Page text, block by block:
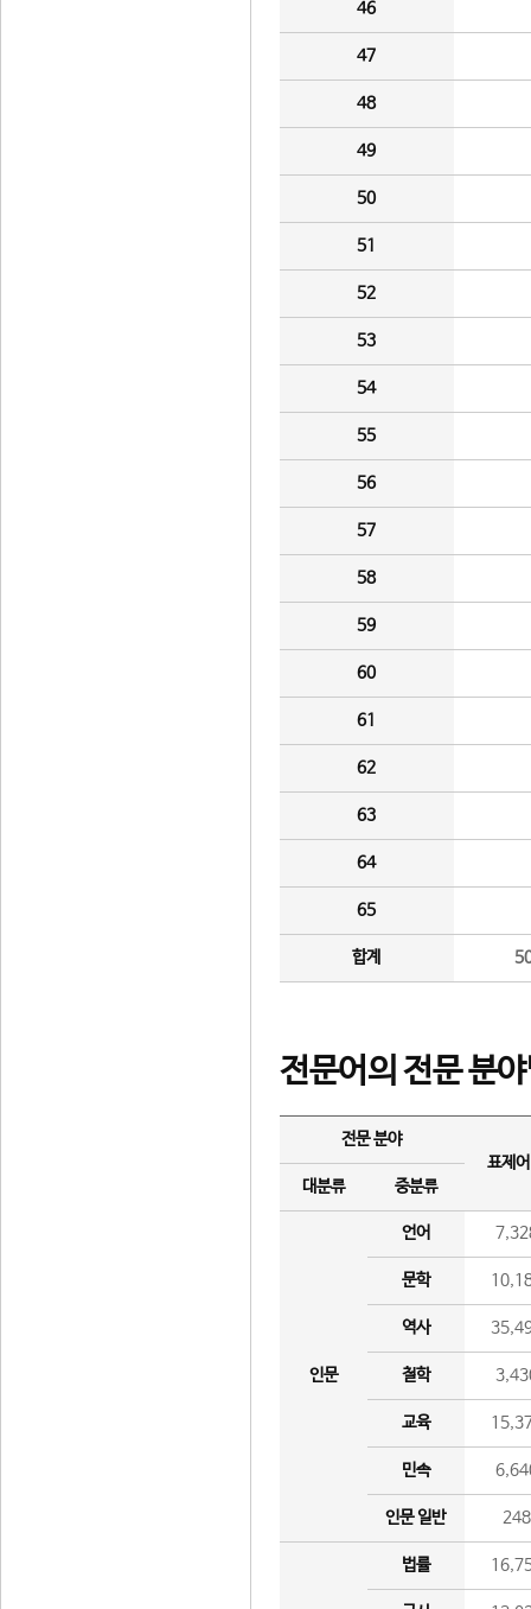
46
47
48
49
50
51
52
53
54
55
56
57
58
59
60
61
62
63
64
65
합계
전문어의 전문 분
전문 분야
표제
대분류
중분류
인문
언어
문학
역사
철학
교육
민속
인문 일반 248
법률